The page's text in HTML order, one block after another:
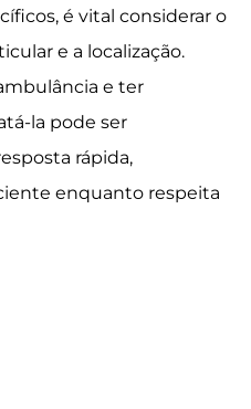
é vital considerar o
e a localização.
e ter
la pode ser
rápida,
enquanto respeita